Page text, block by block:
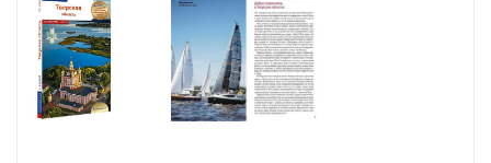
знаменитостями. Здесь со времён Александра Сергеевича
Пушкина угощают пожарскими котлетами, а Конаковский округ
— родина российского сыроделия, где готовят лучшие сыры по
историческим рецептам. Здесь умеют вышивать золотом и
ловить адреналин на гоночных трассах. Уверены, вам точно не